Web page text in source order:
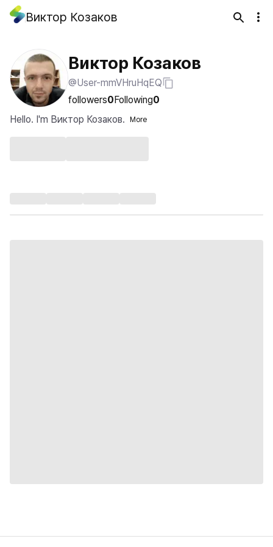
Виктор Козаков
Виктор Козаков
@User-mmVHruHqEQ
followers0Following0
Hello. I'm Виктор Козаков.
More